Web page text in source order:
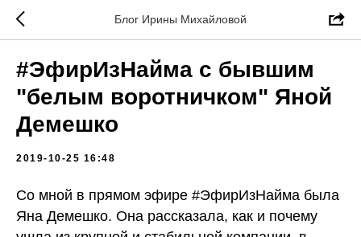
Блог Ирины Михайловой
#ЭфирИзНайма с бывшим
"белым воротничком" Яной
Демешко
2019-10-25 16:48
Со мной в прямом эфире #ЭфирИзНайма была
Яна Демешко. Она рассказала, как и почему